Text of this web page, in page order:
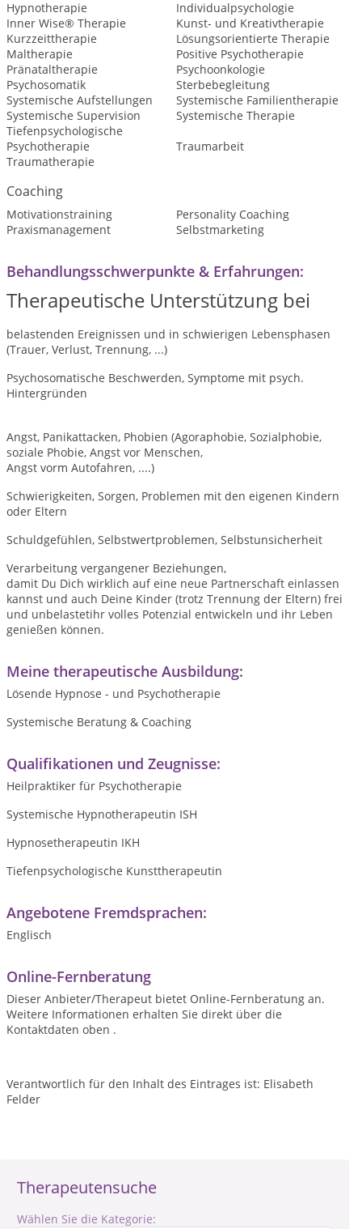
Therapeutensuche
Wählen Sie die Kategorie:
Hypnotherapie
Individualpsychologie
Inner Wise® Therapie
Kunst- und Kreativtherapie
Kurzzeittherapie
Lösungsorientierte Therapie
Maltherapie
Positive Psychotherapie
Pränataltherapie
Psychoonkologie
Psychosomatik
Sterbebegleitung
Systemische Aufstellungen
Systemische Familientherapie
Systemische Supervision
Systemische Therapie
Tiefenpsychologische
Psychotherapie
Traumarbeit
Traumatherapie
Coaching
Motivationstraining
Personality Coaching
Praxismanagement
Selbstmarketing
Behandlungsschwerpunkte & Erfahrungen:
Therapeutische Unterstützung bei
belastenden Ereignissen und in schwierigen Lebensphasen
(Trauer, Verlust, Trennung, ...)
Psychosomatische Beschwerden, Symptome mit psych.
Hintergründen
Angst, Panikattacken, Phobien (Agoraphobie, Sozialphobie,
soziale Phobie, Angst vor Menschen,
Angst vorm Autofahren, ....)
Schwierigkeiten, Sorgen, Problemen mit den eigenen Kindern
oder Eltern
Schuldgefühlen, Selbstwertproblemen, Selbstunsicherheit
Verarbeitung vergangener Beziehungen,
damit Du Dich wirklich auf eine neue Partnerschaft einlassen
kannst und auch Deine Kinder (trotz Trennung der Eltern) frei
und unbelastetihr volles Potenzial entwickeln und ihr Leben
genießen können.
Meine therapeutische Ausbildung:
Lösende Hypnose - und Psychotherapie
Systemische Beratung & Coaching
Qualifikationen und Zeugnisse:
Heilpraktiker für Psychotherapie
Systemische Hypnotherapeutin ISH
Hypnosetherapeutin IKH
Tiefenpsychologische Kunsttherapeutin
Angebotene Fremdsprachen:
Englisch
Online-Fernberatung
Dieser Anbieter/Therapeut bietet Online-Fernberatung an.
Weitere Informationen erhalten Sie direkt über die
Kontaktdaten oben .
Verantwortlich für den Inhalt des Eintrages ist: Elisabeth
Felder